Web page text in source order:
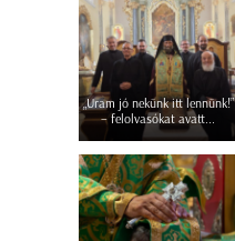
„Uram jó nekünk itt lennünk!”
– felolvasókat avatt...